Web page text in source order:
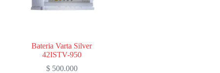
Bateria Varta Silver
42ISTV-950
$500.000